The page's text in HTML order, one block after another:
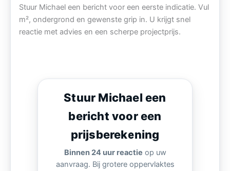
Stuur Michael een bericht voor een eerste indicatie. Vul
m², ondergrond en gewenste grip in. U krijgt snel
reactie met advies en een scherpe projectprijs.
Stuur Michael een
bericht voor een
prijsberekening
Binnen 24 uur reactie op uw
aanvraag. Bij grotere oppervlaktes